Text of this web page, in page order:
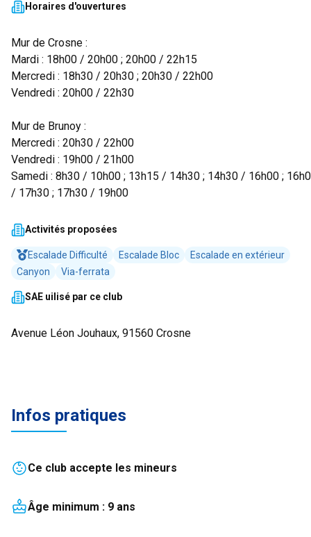
Horaires d'ouvertures
Mur de Crosne :
Mardi : 18h00 / 20h00 ; 20h00 / 22h15
Mercredi : 18h30 / 20h30 ; 20h30 / 22h00
Vendredi : 20h00 / 22h30
Mur de Brunoy :
Mercredi : 20h30 / 22h00
Vendredi : 19h00 / 21h00
Samedi : 8h30 / 10h00 ; 13h15 / 14h30 ; 14h30 / 16h00 ;
/ 17h30 ; 17h30 / 19h00
Activités proposées
Escalade Difficulté Escalade Bloc
Escalade en extérieur
Canyon
Via-ferrata
SAE uilisé par ce club
Avenue Léon Jouhaux, 91560 Crosne
Infos pratiques
Ce club accepte les mineurs
Âge minimum : 9 ans